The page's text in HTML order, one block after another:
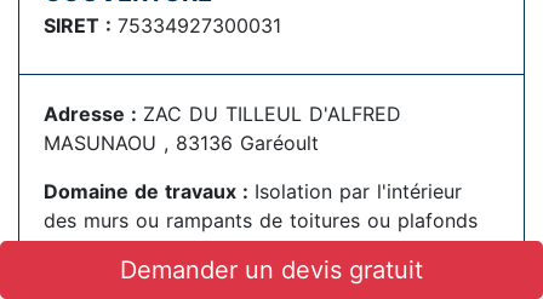
SIRET : 75334927300031
Adresse : ZAC DU TILLEUL D'ALFRED
MASUNAOU , 83136 Garéoult
Domaine de travaux : Isolation par l'intérieur
des murs ou rampants de toitures ou plafonds
Qualification RGE :Isolation thermique par
Demander un devis gratuit